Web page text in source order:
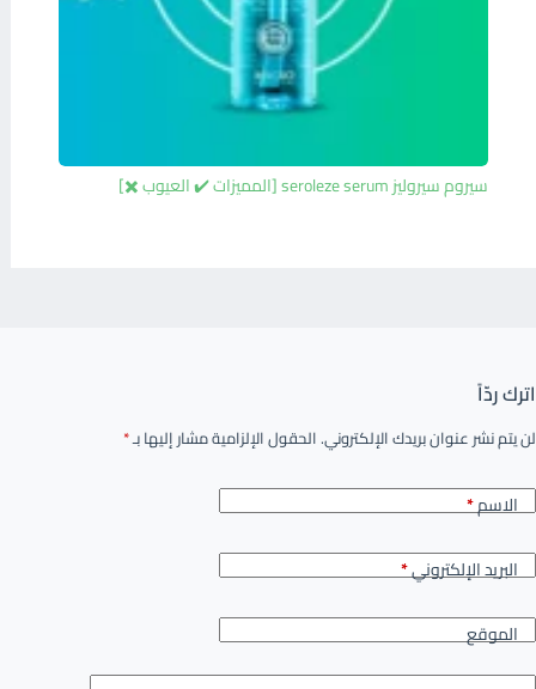
سيروم سيروليز seroleze serum [المميزات ✔️ العيوب ✖️]
اترك ردّاً
لن يتم نشر عنوان بريدك الإلكتروني.الحقول الإلزامية مشار إليها بـ*
الاسم*
البريد الإلكتروني*
الموقع